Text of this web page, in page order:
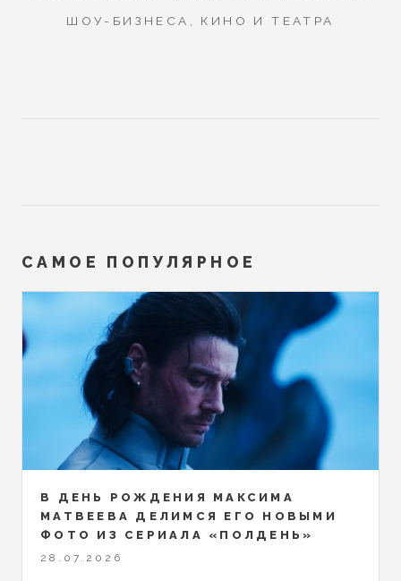
ШОУ-БИЗНЕСА, КИНО И ТЕАТРА
САМОЕ ПОПУЛЯРНОЕ
В ДЕНЬ РОЖДЕНИЯ МАКСИМА
МАТВЕЕВА ДЕЛИМСЯ ЕГО НОВЫМИ
ФОТО ИЗ СЕРИАЛА «ПОЛДЕНЬ»
28.07.2026